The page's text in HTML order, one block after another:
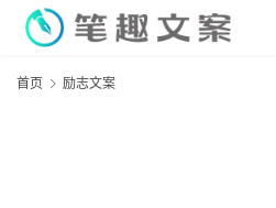
首页 励志文案